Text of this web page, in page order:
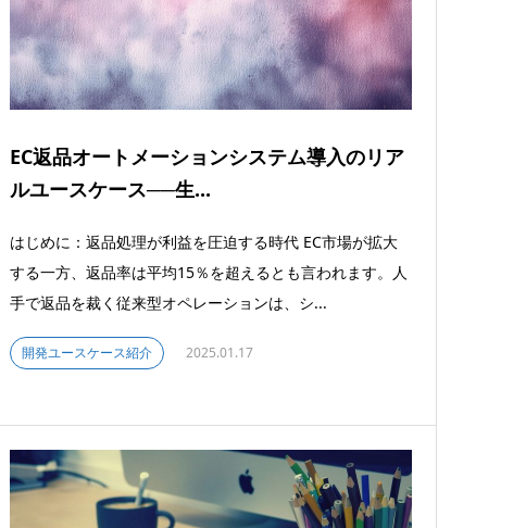
EC返品オートメーションシステム導入のリア
ルユースケース──生...
はじめに：返品処理が利益を圧迫する時代 EC市場が拡大
する一方、返品率は平均15％を超えるとも言われます。人
手で返品を裁く従来型オペレーションは、シ...
開発ユースケース紹介 2025.01.17